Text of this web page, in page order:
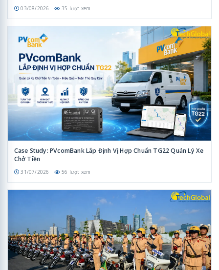
03/08/2026 35 lượt xem
Case Study: PVcomBank Lắp Định Vị Hợp Chuẩn TG22 Quản Lý Xe
Chở Tiền
31/07/2026 56 lượt xem